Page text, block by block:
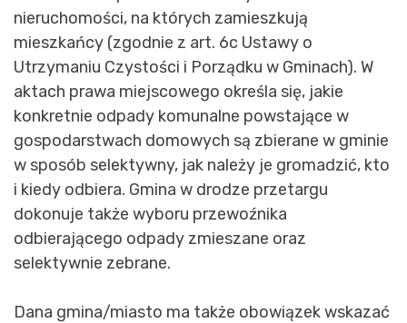
nieruchomości, na których zamieszkują
mieszkańcy (zgodnie z art. 6c Ustawy o
Utrzymaniu Czystości i Porządku w Gminach). W
aktach prawa miejscowego określa się, jakie
konkretnie odpady komunalne powstające w
gospodarstwach domowych są zbierane w gminie
w sposób selektywny, jak należy je gromadzić, kto
i kiedy odbiera. Gmina w drodze przetargu
dokonuje także wyboru przewoźnika
odbierającego odpady zmieszane oraz
selektywnie zebrane.
Dana gmina/miasto ma także obowiązek wskazać